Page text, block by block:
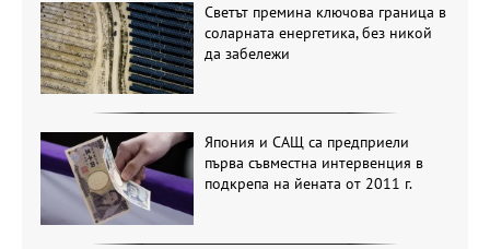
Светът премина ключова граница в
соларната енергетика, без никой
да забележи
Япония и САЩ са предприели
първа съвместна интервенция в
подкрепа на йената от 2011 г.